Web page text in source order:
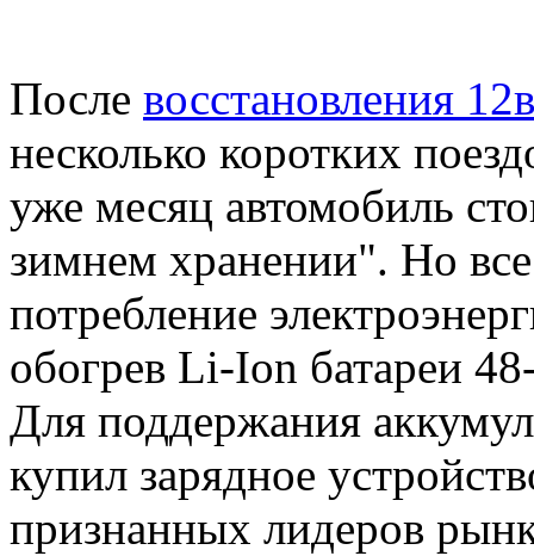
После восстановления
несколько коротких
уже месяц автомобиль
зимнем хранении". Но
потребление
обогрев Li-Ion батареи
Для поддержания
купил зарядное
признанных лидеров